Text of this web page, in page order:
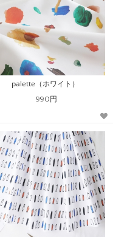
palette（ホワイト）
990円